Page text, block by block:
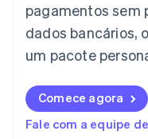
pagamentos sem
dados bancários,
um pacote
Comece agora
Fale com a equipe
Letônia
English
Liechtenstein
Deutsch English
English
Luxemburgo
FrançaisDeutsch